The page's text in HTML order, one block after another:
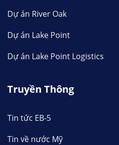
Dự án River Oak
Dự án Lake Point
Dự án Lake Point Logistics
Truyền Thông
Tin tức EB-5
Tin về nước Mỹ